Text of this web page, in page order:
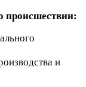
происшествии:
и